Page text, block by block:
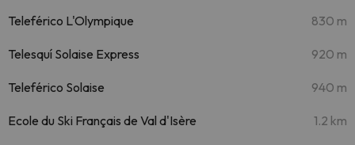
Teleférico L'Olympique 830 m
Telesquí Solaise Express 920 m
Teleférico Solaise 940 m
Ecole du Ski Français de Val d'Isère 1.2 km